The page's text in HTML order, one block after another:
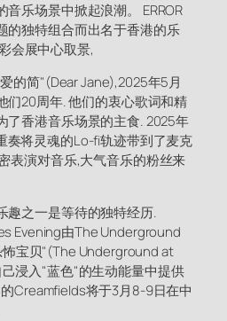
乐场景中掀起浪潮。 ERROR
的独特组合而出名于香港的乐
会展中心取景,
的简"(Dear Jane),2025年5月
们20周年. 他们的衷心歌词和精
了香港音乐场景的主食. 2025年
奏将灵魂的Lo-fi轨迹带到了麦克
表演对音乐,大气音乐的粉丝来
趣之一是等待的独特经历.
Evening由The Underground
宝贝"(The Underground at
浸入"蓝色"的生动能量中提供
Creamfields将于3月8-9日在中